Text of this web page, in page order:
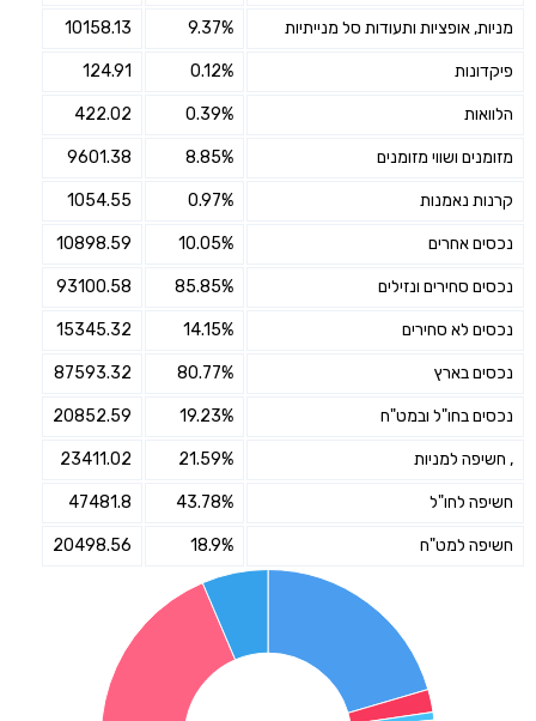
מניות, אופציות ותעודות סל מנייתיות 9.37%
10158.13
פיקדונות 0.12%
124.91
הלוואות 0.39%
422.02
מזומנים ושווי מזומנים 8.85%
9601.38
קרנות נאמנות 0.97%
1054.55
נכסים אחרים 10.05%
10898.59
נכסים סחירים ונזילים 85.85%
93100.58
נכסים לא סחירים 14.15%
15345.32
נכסים בארץ 80.77%
87593.32
נכסים בחו"ל ובמט"ח 19.23%
20852.59
, חשיפה למניות 21.59%
23411.02
חשיפה לחו"ל 43.78%
47481.8
חשיפה למט"ח 18.9%
20498.56